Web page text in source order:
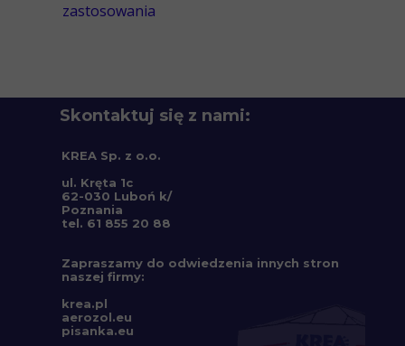
zastosowania
Skontaktuj się z nami:
KREA Sp. z o.o.
ul. Kręta 1c
62-030 Luboń k/
Poznania
tel. 61 855 20 88
Zapraszamy do odwiedzenia innych stron
naszej firmy:
krea.pl
aerozol.eu
pisanka.eu